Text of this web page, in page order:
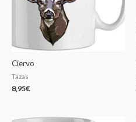
Ciervo
Tazas
8,95€